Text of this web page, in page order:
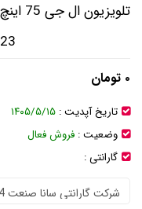
تلویزیون ال جی 75 اینچ QNED7S مدل 75QNED7S
۰ تومان
تاریخ آپدیت : ۱۴۰۵/۵/۱۵
وضعیت : فروش فعال
گارانتی :